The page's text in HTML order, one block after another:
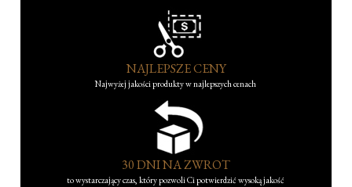
NAJLEPSZE CENY
Najwyżej jakości produkty w najlepszych cenach
30 DNI NA ZWROT
to wystarczający czas, który pozwoli Ci potwierdzić wysoką jakość